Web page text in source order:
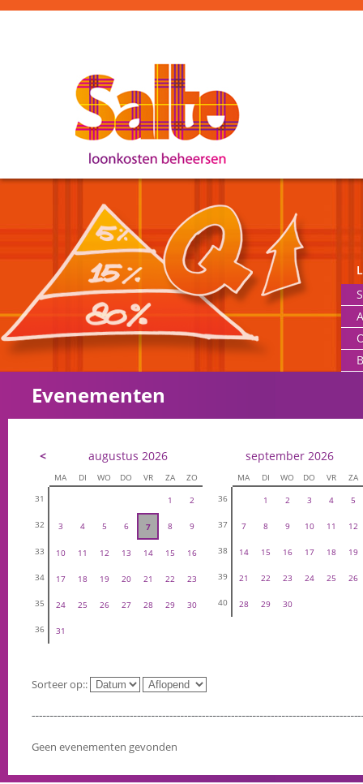
Evenementen
< augustus 2026
MA DI WO DO VR ZA
ZO
31
1 2
32 3 4 5 6 7 8 9
33 10 11 12 13 14 15 16
34 17 18 19 20 21 22 23
35 24 25 26 27 28 29 30
36 31
september 2026
MA DI WO DO VR
ZA
36
1 2 3 4 5
37 7 8 9 10 11 12
38 14 15 16 17 18 19
39 21 22 23 24 25 26
40 28 29 30
Sorteer op::
Geen evenementen gevonden